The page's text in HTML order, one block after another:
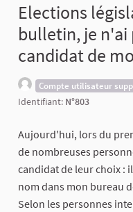
Elections
bulletin, je n'ai
candidat de
Compte utilisateur
Identifiant: N°803
Aujourd'hui, lors du
de nombreuses
candidat de leur choix :
nom dans mon bureau
Selon les personnes